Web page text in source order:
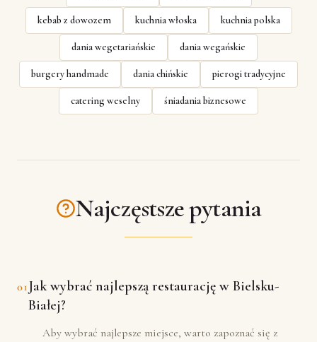
kebab z dowozem kuchnia włoska kuchnia polska
dania wegetariańskie dania wegańskie
burgery handmade dania chińskie pierogi tradycyjne
catering weselny śniadania biznesowe
Najczęstsze pytania
01Jak wybrać najlepszą restaurację w Bielsku-
Białej?
Aby wybrać najlepsze miejsce, warto zapoznać się z